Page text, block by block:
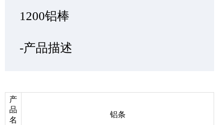
1200铝棒
-产品描述
产
品
名
铝条
1200铝棒
—产品展示
1200铝棒
-厂房
1200铝棒
-产品包装